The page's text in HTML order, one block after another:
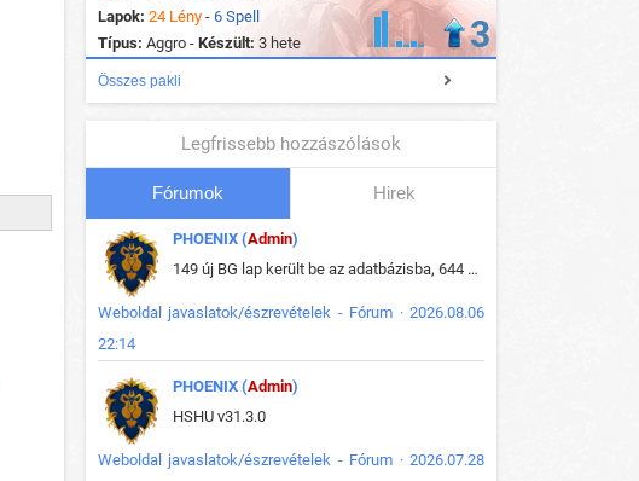
Lapok: 24 Lény - 6 Spell
Típus: Aggro - Készült: 3 hete 3
Összes pakli
Legfrissebb hozzászólások
Fórumok Hirek
PHOENIX (Admin)
149 új BG lap került be az adatbázisba, 644 db meglévő BG lap módosult, bekerültek az új képek a megváltozott lapokhoz is.
Weboldal javaslatok/észrevételek - Fórum · 2026.08.06
22:14
PHOENIX (Admin)
HSHU v31.3.0
Weboldal javaslatok/észrevételek - Fórum · 2026.07.28